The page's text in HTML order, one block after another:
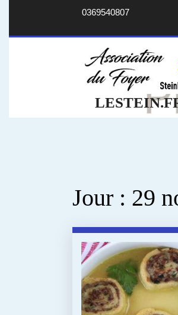
0369540807
Jour : 29